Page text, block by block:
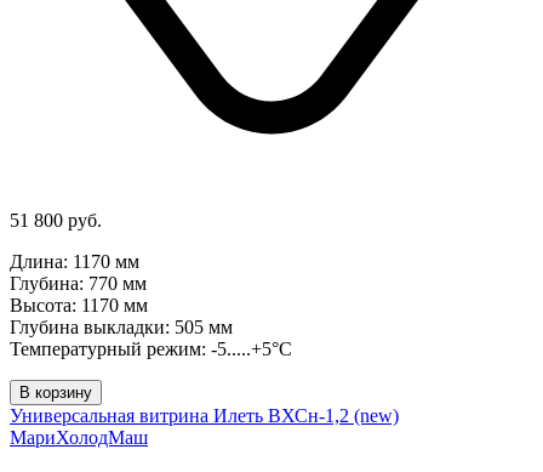
51 800 руб.
Длина: 1170 мм
Глубина: 770 мм
Высота: 1170 мм
Глубина выкладки: 505 мм
Температурный режим: -5.....+5°C
В корзину
Универсальная витрина Илеть ВХСн-1,2 (new)
МариХолодМаш